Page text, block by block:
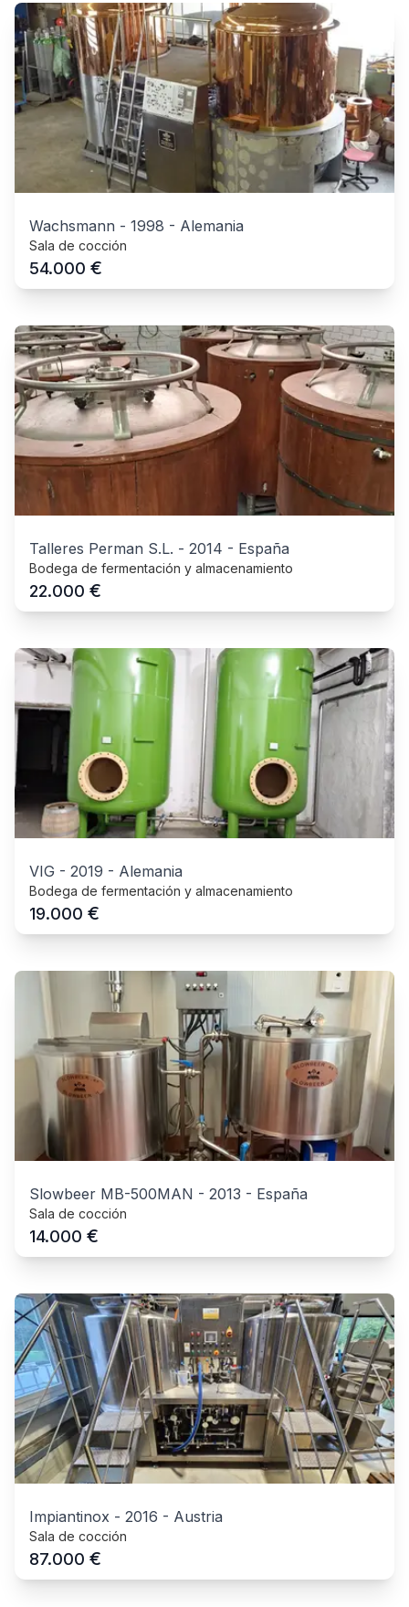
Wachsmann - 1998 - Alemania
Sala de cocción
54.000 €
Talleres Perman S.L. - 2014 - España
Bodega de fermentación y almacenamiento
22.000 €
VIG - 2019 - Alemania
Bodega de fermentación y almacenamiento
19.000 €
Slowbeer MB-500MAN - 2013 - España
Sala de cocción
14.000 €
Impiantinox - 2016 - Austria
Sala de cocción
87.000 €